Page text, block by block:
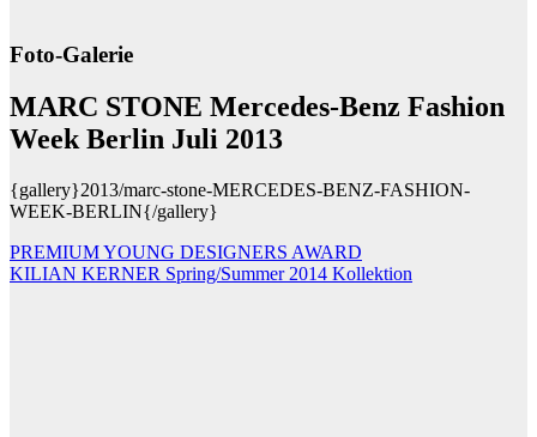
Foto-Galerie
MARC STONE Mercedes-Benz Fashion
Week Berlin Juli 2013
{gallery}2013/marc-stone-MERCEDES-BENZ-FASHION-
WEEK-BERLIN{/gallery}
Beitragsnavigation
PREMIUM YOUNG DESIGNERS AWARD
KILIAN KERNER Spring/Summer 2014 Kollektion